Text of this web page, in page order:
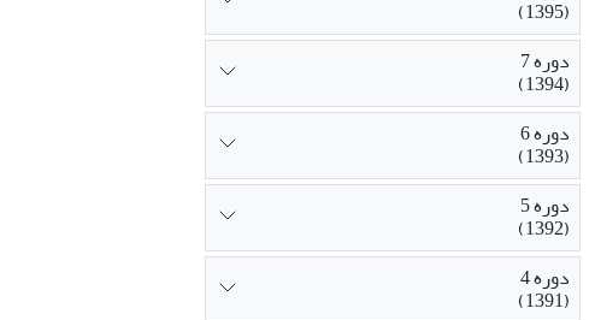
(1395)
دوره 7
(1394)
دوره 6
(1393)
دوره 5
(1392)
دوره 4
(1391)